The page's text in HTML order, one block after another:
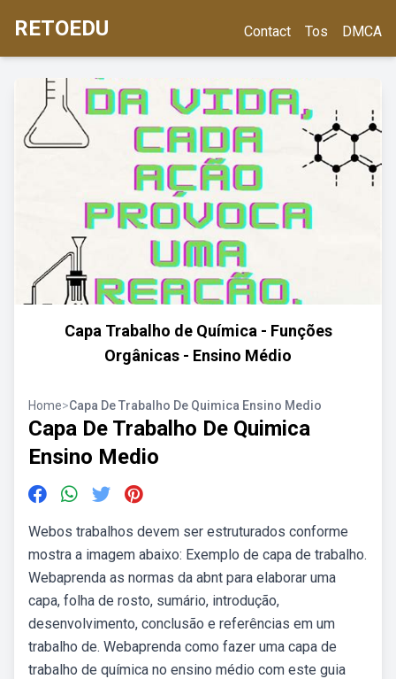
RETOEDU Contact Tos DMCA
Capa Trabalho de Química - Funções
Orgânicas - Ensino Médio
Home>Capa De Trabalho De Quimica Ensino Medio
Capa De Trabalho De Quimica
Ensino Medio
Webos trabalhos devem ser estruturados conforme
mostra a imagem abaixo: Exemplo de capa de trabalho.
Webaprenda as normas da abnt para elaborar uma
capa, folha de rosto, sumário, introdução,
desenvolvimento, conclusão e referências em um
trabalho de. Webaprenda como fazer uma capa de
trabalho de química no ensino médio com este guia